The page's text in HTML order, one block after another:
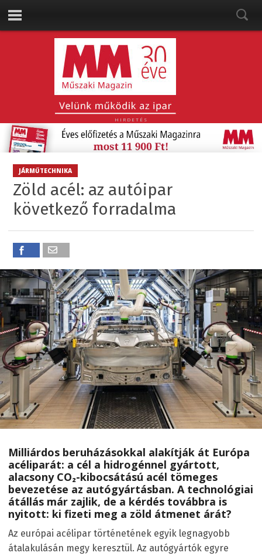
HIRDETÉS
JÁRMŰTECHNIKA
Zöld acél: az autóipar
következő forradalma
Milliárdos beruházásokkal alakítják át Európa
acéliparát: a cél a hidrogénnel gyártott,
alacsony CO₂-kibocsátású acél tömeges
bevezetése az autógyártásban. A technológiai
átállás már zajlik, de a kérdés továbbra is
nyitott: ki fizeti meg a zöld átmenet árát?
Az európai acélipar történetének egyik legnagyobb
átalakulásán megy keresztül. Az autógyártók egyre